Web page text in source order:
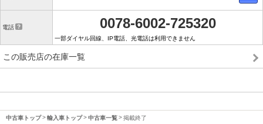
電話 0078-6002-725320
一部ダイヤル回線、IP電話、光電話は利用できません
この販売店の在庫一覧
中古車トップ 輸入車トップ 中古車一覧 掲載終了